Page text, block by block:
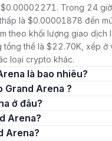
$0.00002271. Trong 24
là $0.00001878 đến
theo khối lượng giao dịch
tổng thể là $22.70K, xếp ở
loại crypto khác.
là bao nhiêu?
Grand Arena ?
ở đâu?
Arena?
Arena?